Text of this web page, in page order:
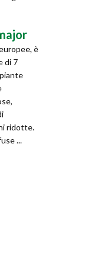
è
di 7
ridotte.
...